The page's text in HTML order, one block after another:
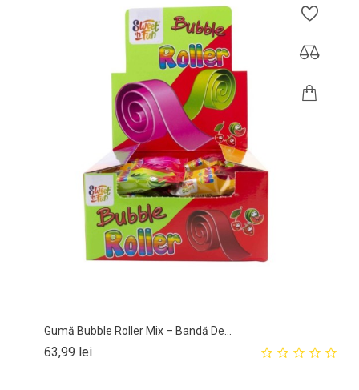
Gumă Bubble Roller Mix – Bandă De...
63,99 leiPret